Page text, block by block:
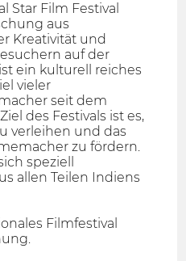
Star Film Festival
aus
Kreativität und
auf der
ein kulturell reiches
vieler
seit dem
des Festivals ist es,
verleihen und das
zu fördern.
speziell
allen Teilen Indiens
Filmfestival